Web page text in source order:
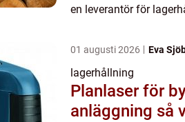
en leverantör för
01 augusti 2026 Eva
lagerhållning
Planlaser för